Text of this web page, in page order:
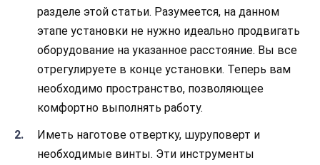
разделе этой статьи. Разумеется, на данном
этапе установки не нужно идеально продвигать
оборудование на указанное расстояние. Вы все
отрегулируете в конце установки. Теперь вам
необходимо пространство, позволяющее
комфортно выполнять работу.
Иметь наготове отвертку, шуруповерт и
необходимые винты. Эти инструменты